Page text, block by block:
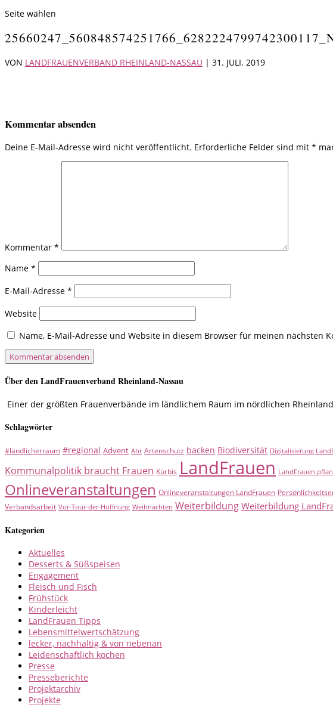
Seite wählen
VON LANDFRAUENVERBAND RHEINLAND-NASSAU | 31. JULI. 2019
Kommentar absenden
Deine E-Mail-Adresse wird nicht veröffentlicht. Erforderliche Felder sind mit *
Kommentar *
Name *
E-Mail-Adresse *
Website
Name, E-Mail-Adresse und Website in diesem Browser für meinen nächsten
Über den LandFrauenverband Rheinland-Nassau
Einer der größten Frauenverbände im ländlichem Raum im nördlichen
Schlagwörter
#ländlicherraum #regional Advent Ahr Artenschutz backen Biodiversität Digitalisierung
Kommunalpolitik braucht Frauen Kürbis LandFrauen LandFrauen
Onlineveranstaltungen Onlineveranstaltungen LandFrauen
Verbandsarbeit Vor-Tour-der-Hoffnung Weihnachten Weiterbildung Weiterbildung
Kategorien
Aktuelles
Desserts & Süßspeisen
Engagement
Fleisch und Fisch
Frühstück
Kinderleicht
LandFrauen Tipps
Lebensmittelwertschätzung
lecker, nachhaltig & von nebenan
Leidenschaftlich kochen
Presse
Presseberichte
Projektarchiv
Projekte